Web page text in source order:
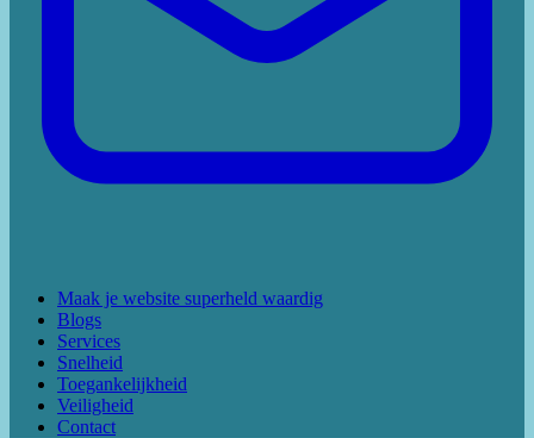
Maak je website superheld waardig
Blogs
Services
Snelheid
Toegankelijkheid
Veiligheid
Contact